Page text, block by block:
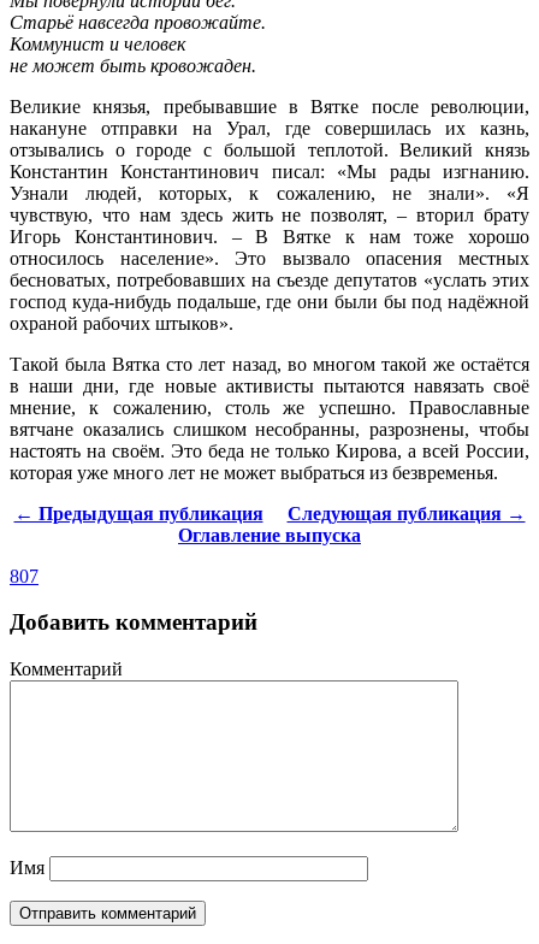
Старьё навсегда провожайте.
Коммунист и человек
не может быть кровожаден.
Великие князья, пребывавшие в Вятке после революции,
накануне отправки на Урал, где совершилась их казнь,
отзывались о городе с большой теплотой. Великий князь
Константин Константинович писал: «Мы рады изгнанию.
Узнали людей, которых, к сожалению, не знали». «Я
чувствую, что нам здесь жить не позволят, – вторил брату
Игорь Константинович. – В Вятке к нам тоже хорошо
относилось население». Это вызвало опасения местных
бесноватых, потребовавших на съезде депутатов «услать этих
господ куда-нибудь подальше, где они были бы под надёжной
охраной рабочих штыков».
Такой была Вятка сто лет назад, во многом такой же остаётся
в наши дни, где новые активисты пытаются навязать своё
мнение, к сожалению, столь же успешно. Православные
вятчане оказались слишком несобранны, разрознены, чтобы
настоять на своём. Это беда не только Кирова, а всей России,
которая уже много лет не может выбраться из безвременья.
← Предыдущая публикация
Следующая публикация →
Оглавление выпуска
807
Добавить комментарий
Комментарий
Имя